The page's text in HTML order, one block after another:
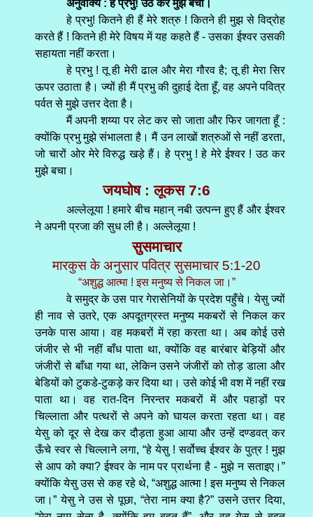
अनुवाक्य : हे प्रभु! उठ कर मुझे बचा।
हे प्रभु! कितने ही हैं मेरे शत्रु ! कितने ही मुझ से विद्रोह
करते हैं ! कितने ही मेरे विषय में यह कहते हैं - उसका ईश्वर उसकी
सहायता नहीं करता।
हे प्रभु ! तू ही मेरी ढाल और मेरा गौरव है; तू ही मेरा सिर
ऊपर उठाता है। ज्यों ही मैं प्रभु की दुहाई देता हूँ, वह अपने पवित्र
पर्वत से मुझे उत्तर देता है।
मैं अपनी शय्या पर लेट कर सो जाता और फिर जागता हूँ :
क्योंकि प्रभु मुझे संभालता है। मैं उन लाखों शत्रुओं से नहीं डरता,
जो चारों ओर मेरे विरुद्ध खड़े हैं। हे प्रभु ! हे मेरे ईश्वर ! उठ कर
मुझे बचा।
जयघोष : लूकस 7:6
अल्लेलूया ! हमारे बीच महान्‌ नबी उत्पन्न हुए हैं और ईश्वर
ने अपनी प्रजा की सुध ली है। अल्लेलूया !
सुसमाचार
मारकुस के अनुसार पवित्र सुसमाचार 5:1-20
“अशुद्ध आत्मा ! इस मनुष्य से निकल जा।”
वे समुद्र के उस पार गेरासेनियों के प्रदेश पहुँचे। येसु ज्यों
ही नाव से उतरे, एक अपदूतग्रस्त मनुष्य मकबरों से निकल कर
उनके पास आया। वह मकबरों में रहा करता था। अब कोई उसे
जंजीर से भी नहीं बाँध पाता था, क्योंकि वह बारंबार बेड़ियों और
जंजीरों से बाँधा गया था, लेकिन उसने जंजीरों को तोड़ डाला और
बेडियों को टुकडे-टुकड़े कर दिया था। उसे कोई भी वश में नहीं रख
पाता था। वह रात-दिन निरन्तर मकबरों में और पहाड़ों पर
चिल्लाता और पत्थरों से अपने को घायल करता रहता था। वह
येसु को दूर से देख कर दौड़ता हुआ आया और उन्हें दण्डवत्‌ कर
ऊँचे स्वर से चिल्लाने लगा, “हे येसु ! सर्वोच्च ईश्वर के पुत्र ! मुझ
से आप को क्या? ईश्वर के नाम पर प्रार्थना है - मुझे न सताइए।”
क्योंकि येसु उस से कह रहे थे, “अशुद्ध आत्मा ! इस मनुष्य से निकल
जा।” येसु ने उस से पूछा, “तेरा नाम क्या है?” उसने उत्तर दिया,